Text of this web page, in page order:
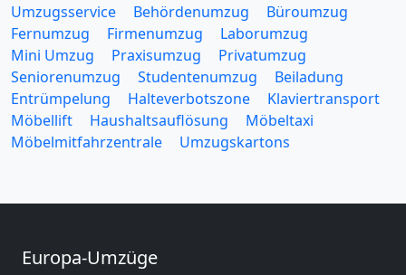
Umzugsservice Behördenumzug
Büroumzug
Fernumzug
Firmenumzug
Laborumzug
Mini Umzug
Praxisumzug
Privatumzug
Seniorenumzug
Studentenumzug
Beiladung
Entrümpelung
Halteverbotszone
Klaviertransport
Möbellift
Haushaltsauflösung
Möbeltaxi
Möbelmitfahrzentrale
Umzugskartons
Europa-Umzüge